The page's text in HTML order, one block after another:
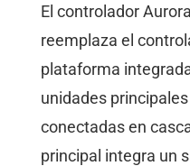
El controlador
reemplaza el
plataforma
unidades
conectadas en
principal integra un